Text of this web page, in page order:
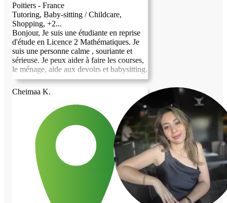
Poitiers - France
Tutoring, Baby-sitting / Childcare,
Shopping, +2...
Bonjour, Je suis une étudiante en reprise
d'étude en Licence 2 Mathématiques. Je
suis une personne calme , souriante et
sérieuse. Je peux aider à faire les courses,
le ménage, aide aux devoirs et babysitting.
Cheimaa K.